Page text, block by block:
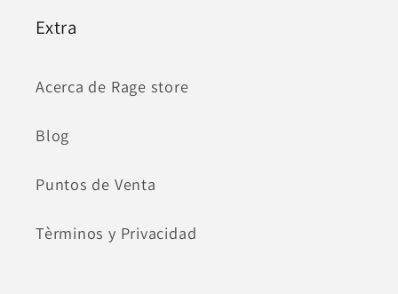
Extra
Acerca de Rage store
Blog
Puntos de Venta
Tèrminos y Privacidad